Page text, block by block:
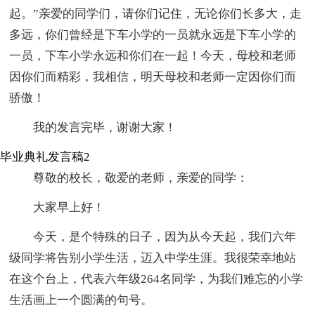
起。”亲爱的同学们，请你们记住，无论你们长多大，走
多远，你们曾经是下车小学的一员就永远是下车小学的
一员，下车小学永远和你们在一起！今天，母校和老师
因你们而精彩，我相信，明天母校和老师一定因你们而
骄傲！
我的发言完毕，谢谢大家！
毕业典礼发言稿2
尊敬的校长，敬爱的老师，亲爱的同学：
大家早上好！
今天，是个特殊的日子，因为从今天起，我们六年
级同学将告别小学生活，迈入中学生涯。我很荣幸地站
在这个台上，代表六年级264名同学，为我们难忘的小学
生活画上一个圆满的句号。